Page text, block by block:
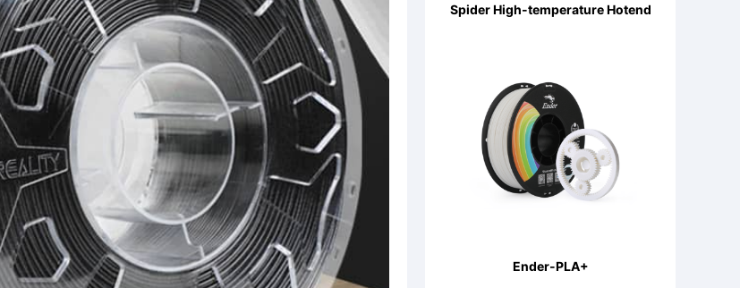
Spider High-temperature Hotend
Ender-PLA+